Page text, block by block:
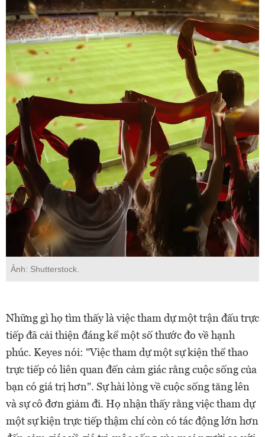
Ảnh: Shutterstock.
Những gì họ tìm thấy là việc tham dự một trận đấu trực
tiếp đã cải thiện đáng kể một số thước đo về hạnh
phúc. Keyes nói: "Việc tham dự một sự kiện thể thao
trực tiếp có liên quan đến cảm giác rằng cuộc sống của
bạn có giá trị hơn". Sự hài lòng về cuộc sống tăng lên
và sự cô đơn giảm đi. Họ nhận thấy rằng việc tham dự
một sự kiện trực tiếp thậm chí còn có tác động lớn hơn